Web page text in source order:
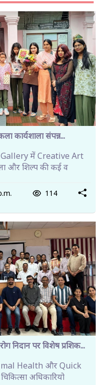
कार्यशाला संपन्न...
में Creative Art
और शिल्प की कई व
114
निदान पर विशेष प्रशिक...
Health और Quick
अधिकारियो